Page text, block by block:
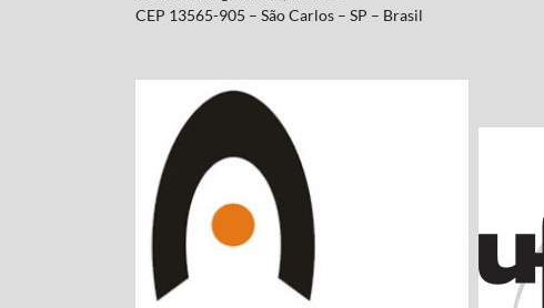
CEP 13565-905 – São Carlos – SP – Brasil